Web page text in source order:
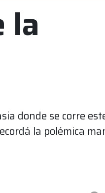
la
donde se corre
la polémica